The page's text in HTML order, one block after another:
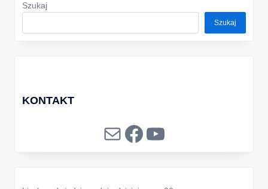
Szukaj
Szukaj
KONTAKT
MailFacebook
YouTube